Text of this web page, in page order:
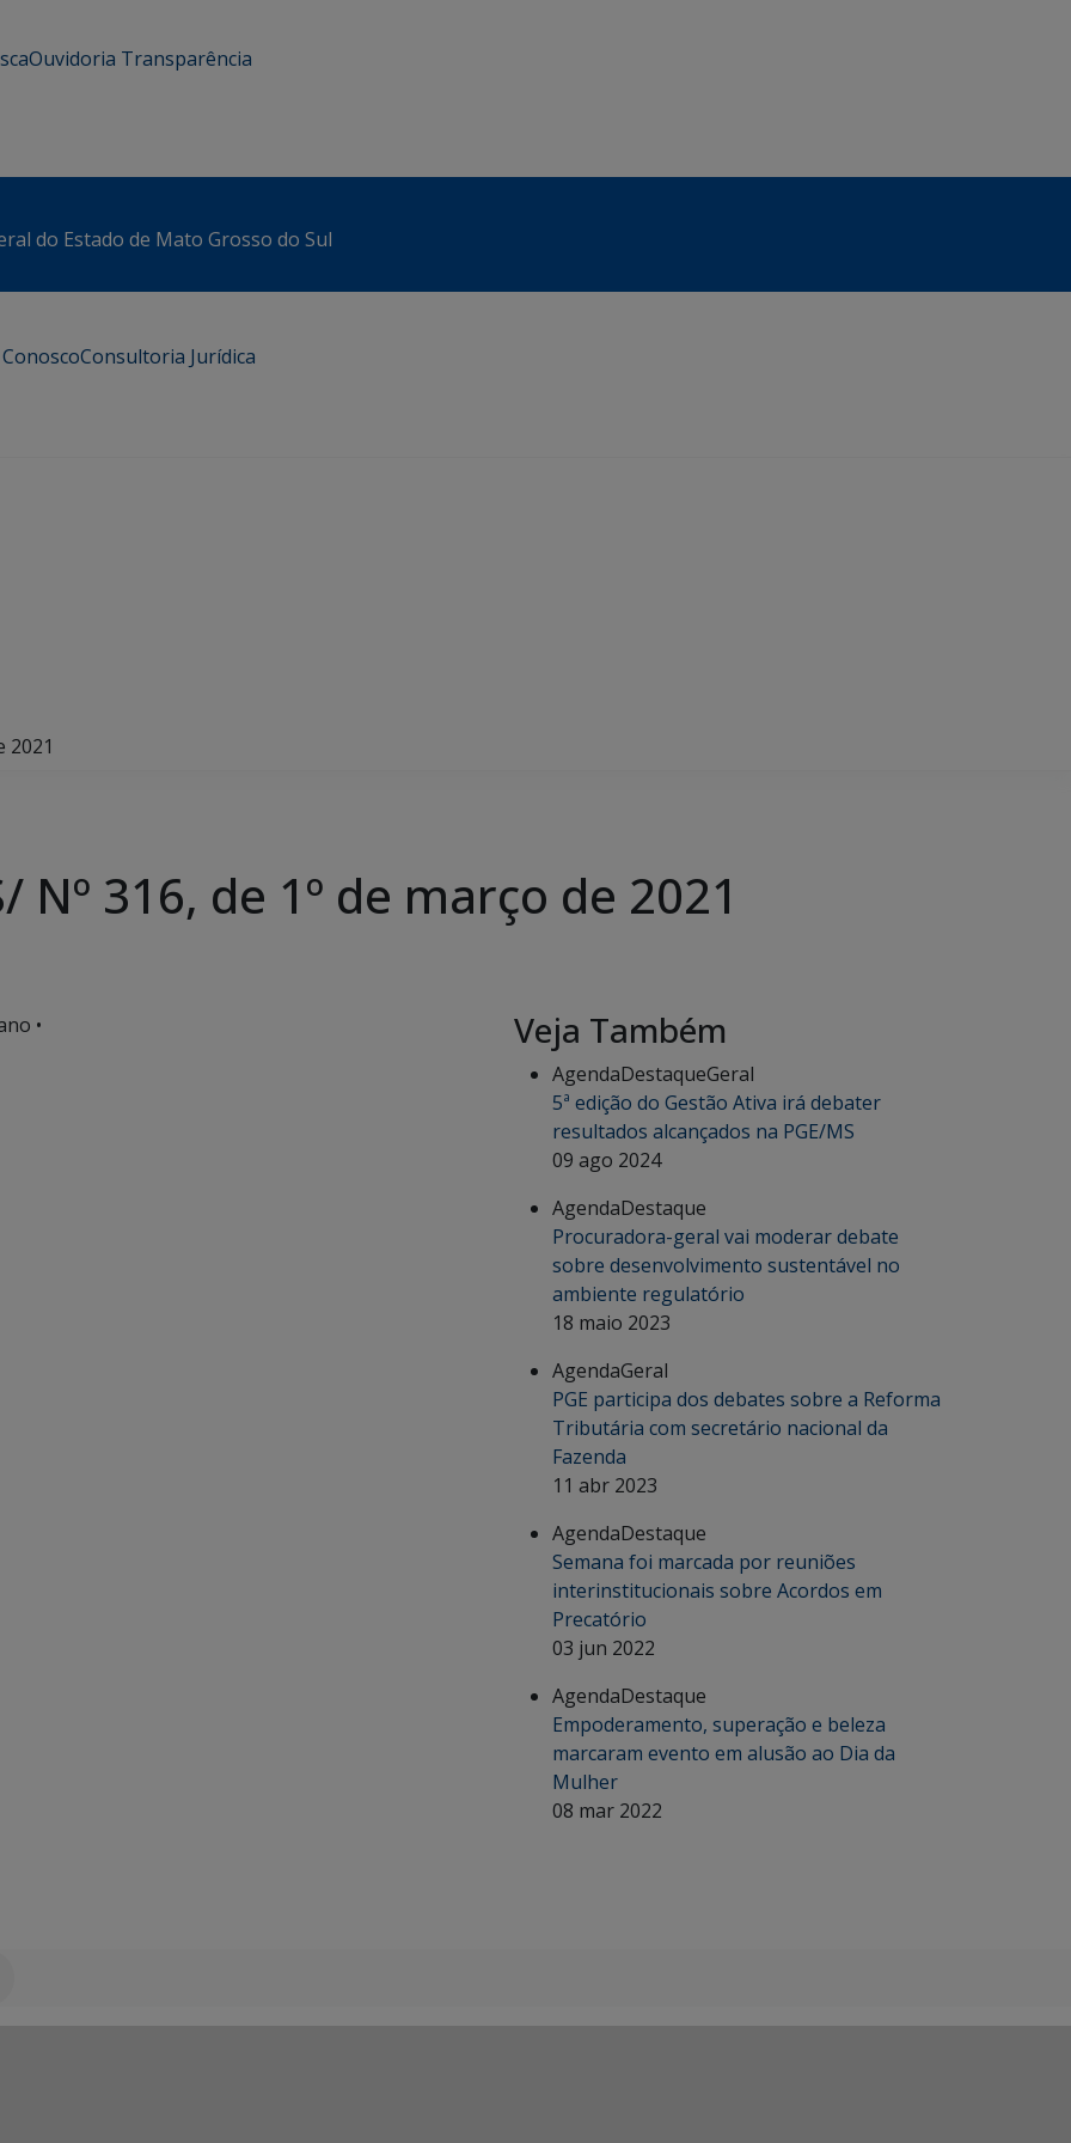
Ouvidoria Transparência
do Estado de Mato Grosso do Sul
Consultoria Jurídica
2021
Nº 316, de 1º de março de 2021
•
Veja Também
AgendaDestaqueGeral
5ª edição do Gestão Ativa irá debater
resultados alcançados na PGE/MS
09 ago 2024
AgendaDestaque
Procuradora-geral vai moderar debate
sobre desenvolvimento sustentável no
ambiente regulatório
18 maio 2023
AgendaGeral
PGE participa dos debates sobre a Reforma
Tributária com secretário nacional da
Fazenda
11 abr 2023
AgendaDestaque
Semana foi marcada por reuniões
interinstitucionais sobre Acordos em
Precatório
03 jun 2022
AgendaDestaque
Empoderamento, superação e beleza
marcaram evento em alusão ao Dia da
Mulher
08 mar 2022